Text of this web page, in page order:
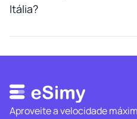
Itália?
Aproveite a velocidade